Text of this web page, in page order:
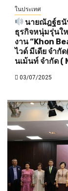
ในประเทศ
นายณัฎฐ์ธนั
ธุรกิจหนุ่มรุ่นใ
งาน “Khon
ไวด์ มีเดีย จำกั
นเม้นท์ จำกัด (
03/07/2025